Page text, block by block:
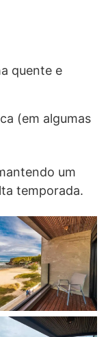
quente e
(em algumas
um
temporada.